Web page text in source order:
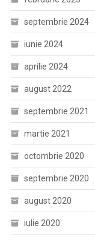
septembrie 2024
iunie 2024
aprilie 2024
august 2022
septembrie 2021
martie 2021
octombrie 2020
septembrie 2020
august 2020
iulie 2020